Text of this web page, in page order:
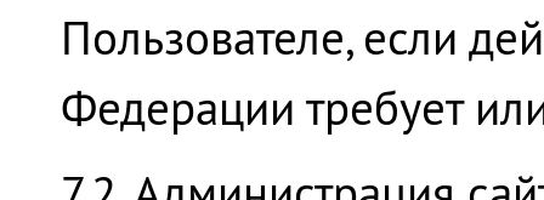
Пользователе, если
Федерации требует